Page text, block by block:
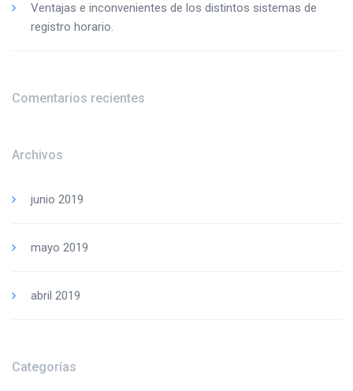
Ventajas e inconvenientes de los distintos sistemas de
registro horario.
Comentarios recientes
Archivos
junio 2019
mayo 2019
abril 2019
Categorías